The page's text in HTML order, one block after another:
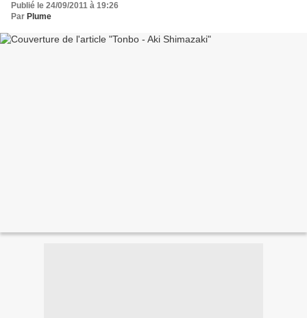
Publié le 24/09/2011 à 19:26
Par Plume